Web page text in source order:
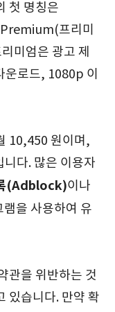
첫 명칭은
프리미
미엄은 광고 제
운로드, 1080p 이
10,450 원이며,
다. 많은 이용자
(Adblock)이나
을 사용하여 유
관을 위반하는 것
있습니다. 만약 확